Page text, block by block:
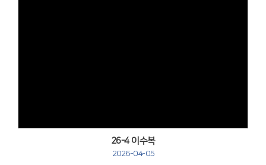
26-4 이수복
2026-04-05